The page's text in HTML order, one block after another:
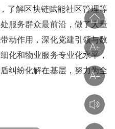
了解区块链赋能社区管理等
服务群众最前沿，做了大量
动作用，深化党建引领与数
化和物业服务专业化水平，
纠纷化解在基层，努力为全